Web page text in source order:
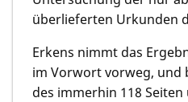
überlieferten Urkunden
Erkens nimmt das
im Vorwort vorweg, und
des immerhin 118